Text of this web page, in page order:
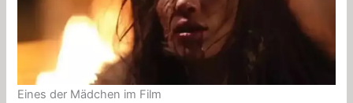
Eines der Mädchen im Film